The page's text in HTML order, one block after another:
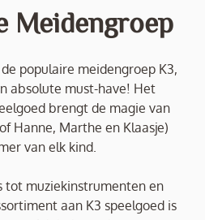
Meidengroep
populaire meidengroep K3,
absolute must-have! Het
brengt de magie van
Hanne, Marthe en Klaasje)
van elk kind.
tot muziekinstrumenten en
aan K3 speelgoed is